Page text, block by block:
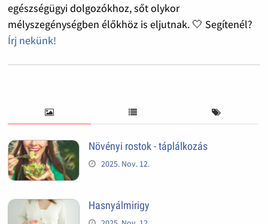
egészségügyi dolgozókhoz, sőt olykor
mélyszegénységben élőkhöz is eljutnak. 🤍 Segítenél?
Írj nekünk!
Növényi rostok - táplálkozás
2025. Nov. 12.
Hasnyálmirigy